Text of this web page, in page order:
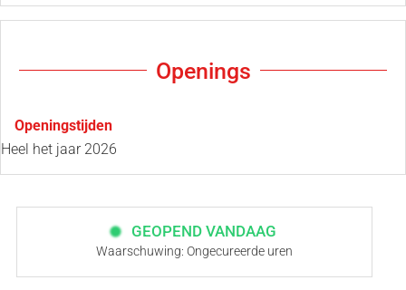
Openings
Openingstijden
Heel het jaar 2026
GEOPEND VANDAAG
Waarschuwing: Ongecureerde uren